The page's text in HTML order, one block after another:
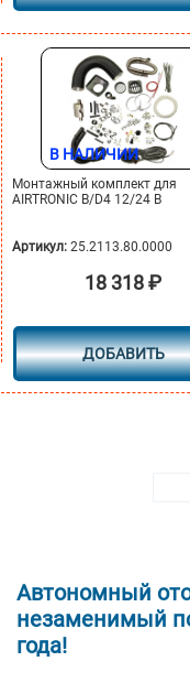
В НАЛИЧИИ
Монтажный комплект для
AIRTRONIC B/D4 12/24 В
Артикул: 25.2113.80.0000
18 318₽
ДОБАВИТЬ
Автономный
незаменимый
года!